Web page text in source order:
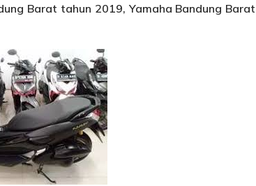
Barat tahun 2019, Yamaha Bandung Barat